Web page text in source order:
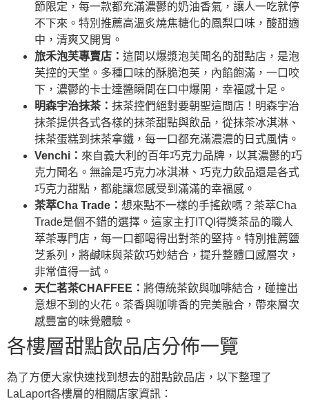
節限定，每一款都充滿濃鬱的奶油香氣，讓人一吃就停
不下來。特別推薦高溫炙燒焦糖化的鳳梨口味，酸甜適
中，清爽又開胃。
旅禾泡芙專賣店： 這間以爆漿泡芙聞名的甜點店，是泡
芙控的天堂。多種口味的酥脆泡芙，內餡飽滿，一口咬
下，濃鬱的卡士達醬瞬間在口中爆開，幸福感十足。
明森宇治抹茶： 抹茶控們絕對要朝聖這間店！明森宇治
抹茶提供各式各樣的抹茶甜點與飲品，從抹茶冰淇淋、
抹茶蛋糕到抹茶拿鐵，每一口都充滿濃濃的日式風情。
Venchi： 來自義大利的百年巧克力品牌，以其濃鬱的巧
克力聞名。無論是巧克力冰淇淋、巧克力飲品還是各式
巧克力甜點，都能讓您感受到滿滿的幸福感。
茶萃Cha Trade： 想來點不一樣的手搖飲嗎？茶萃Cha
Trade是個不錯的選擇。這家主打ITQI得獎茶品的職人
萃茶專門店，每一口都喝得出對茶的堅持。特別推薦鹽
芝系列，將鹹味與茶飲巧妙結合，提升整體口感層次，
非常值得一試。
天仁茗茶CHAFFEE： 將傳統茶飲與咖啡結合，碰撞出
意想不到的火花。茶香與咖啡香的完美融合，帶來層次
感豐富的味覺體驗。
各樓層甜點飲品店分佈一覽
為了方便大家快速找到想去的甜點飲品店，以下整理了
LaLaport各樓層的相關店家資訊：